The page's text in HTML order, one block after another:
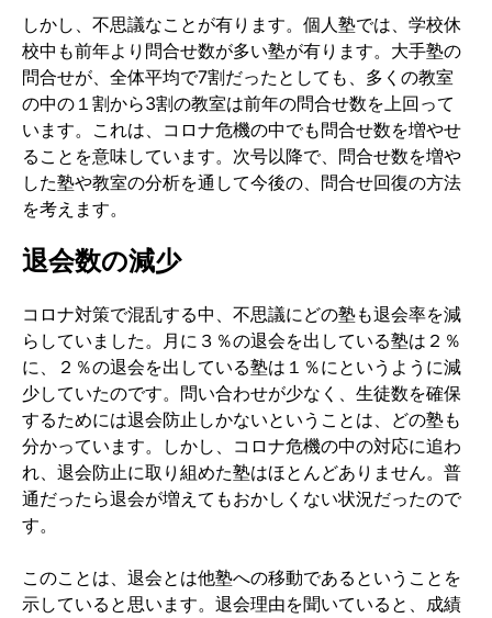
しかし、不思議なことが有ります。個人塾では、学校休
校中も前年より問合せ数が多い塾が有ります。大手塾の
問合せが、全体平均で7割だったとしても、多くの教室
の中の１割から3割の教室は前年の問合せ数を上回って
います。これは、コロナ危機の中でも問合せ数を増やせ
ることを意味しています。次号以降で、問合せ数を増や
した塾や教室の分析を通して今後の、問合せ回復の方法
を考えます。
退会数の減少
コロナ対策で混乱する中、不思議にどの塾も退会率を減
らしていました。月に３％の退会を出している塾は２％
に、２％の退会を出している塾は１％にというように減
少していたのです。問い合わせが少なく、生徒数を確保
するためには退会防止しかないということは、どの塾も
分かっています。しかし、コロナ危機の中の対応に追わ
れ、退会防止に取り組めた塾はほとんどありません。普
通だったら退会が増えてもおかしくない状況だったので
す。
このことは、退会とは他塾への移動であるということを
示していると思います。退会理由を聞いていると、成績